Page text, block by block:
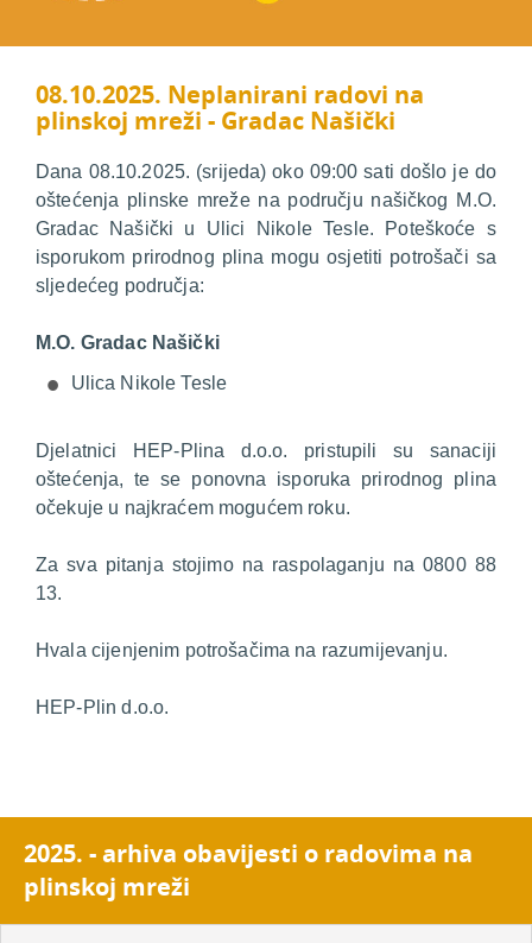
08.10.2025. Neplanirani radovi na
plinskoj mreži - Gradac Našički
Dana 08.10.2025. (srijeda) oko 09:00 sati došlo je do
oštećenja plinske mreže na području našičkog M.O.
Gradac Našički u Ulici Nikole Tesle. Poteškoće s
isporukom prirodnog plina mogu osjetiti potrošači sa
sljedećeg područja:
M.O. Gradac Našički
Ulica Nikole Tesle
Djelatnici HEP-Plina d.o.o. pristupili su sanaciji
oštećenja, te se ponovna isporuka prirodnog plina
očekuje u najkraćem mogućem roku.
Za sva pitanja stojimo na raspolaganju na 0800 88
13.
Hvala cijenjenim potrošačima na razumijevanju.
HEP-Plin d.o.o.
2025. - arhiva obavijesti o radovima na
plinskoj mreži